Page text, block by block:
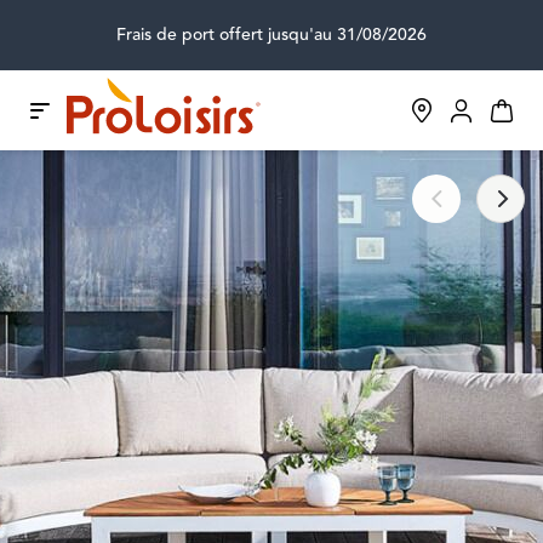
Frais de port offert jusqu'au 31/08/2026